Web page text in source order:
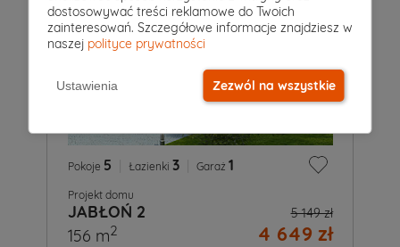
Pokoje 5 Łazienki 3 Garaż 1
Projekt domu
JABŁOŃ 2 5 149 zł
4 649 zł
156 m2
dostosowywać treści reklamowe do Twoich
zainteresowań. Szczegółowe informacje znajdziesz w
naszej polityce prywatności
Ustawienia Zezwól na wszystkie